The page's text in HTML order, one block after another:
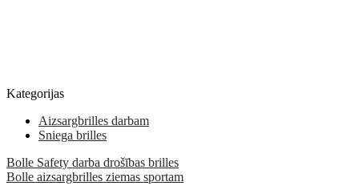
Kategorijas
Aizsargbrilles darbam
Sniega brilles
Bolle Safety darba drošības brilles
Bolle aizsargbrilles ziemas sportam